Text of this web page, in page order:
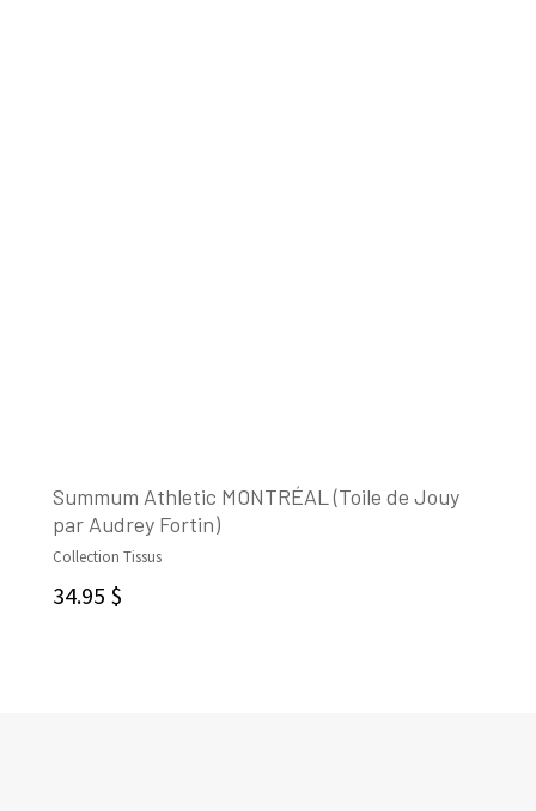
Summum Athletic MONTRÉAL (Toile de Jouy
par Audrey Fortin)
Collection Tissus
34.95 $